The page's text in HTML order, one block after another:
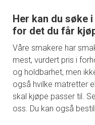
Her kan du søke
for det du får
Våre smakere har
mest, vurdert pris i
og holdbarhet, men
også hvilke matretter
skal kjøpe passer til.
oss. Du kan også